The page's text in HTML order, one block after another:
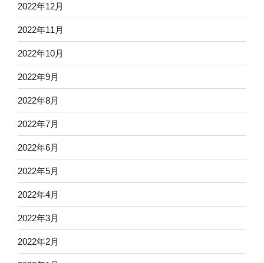
2022年12月
2022年11月
2022年10月
2022年9月
2022年8月
2022年7月
2022年6月
2022年5月
2022年4月
2022年3月
2022年2月